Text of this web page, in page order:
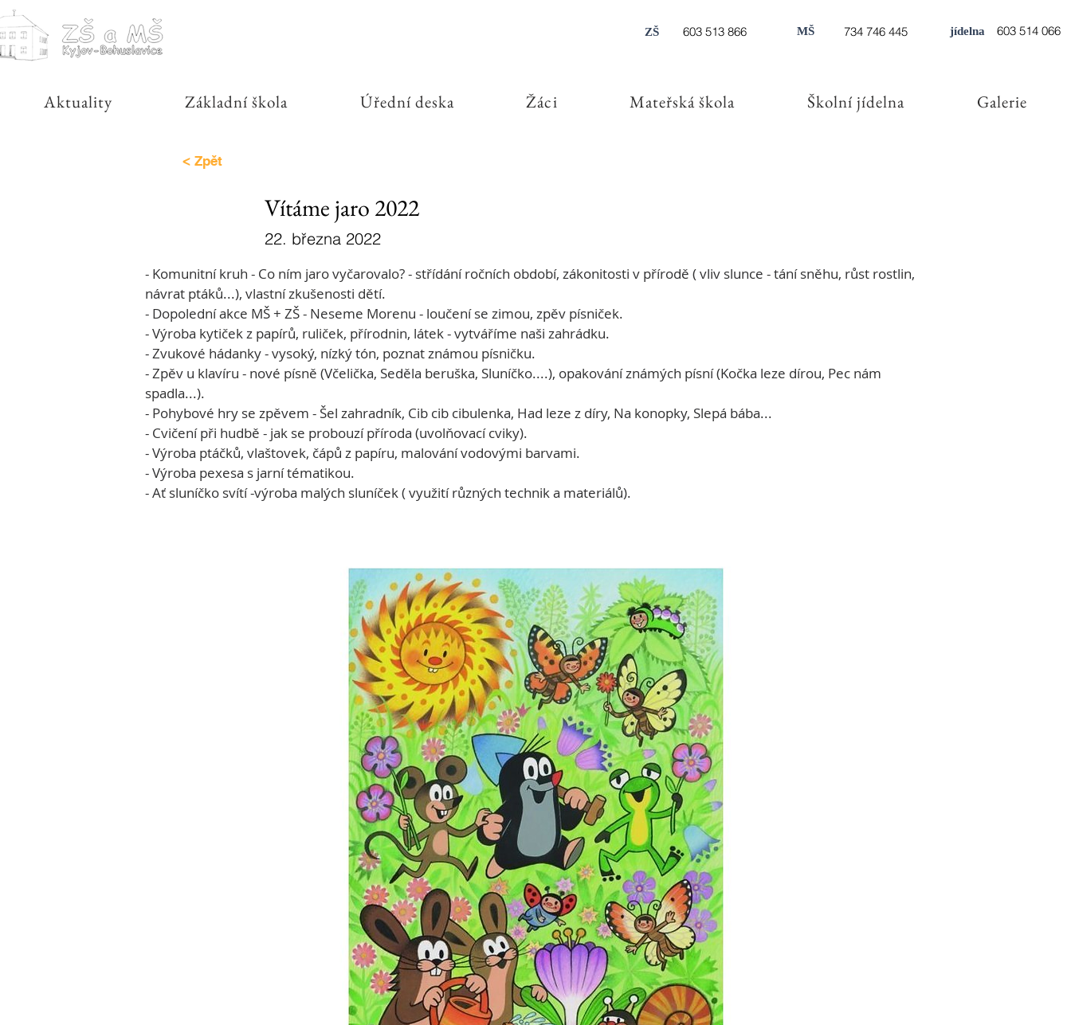
ZŠ 603 513 866 MŠ 734 746 445 jídelna 603 514 066
Aktuality Základní škola Úřední deska Žáci Mateřská škola Školní jídelna Galerie
< Zpět
Vítáme jaro 2022
22. března 2022
- Komunitní kruh - Co ním jaro vyčarovalo? - střídání ročních období, zákonitosti v přírodě ( vliv slunce - tání sněhu, růst rostlin,
návrat ptáků...), vlastní zkušenosti dětí.
- Dopolední akce MŠ + ZŠ - Neseme Morenu - loučení se zimou, zpěv písniček.
- Výroba kytiček z papírů, ruliček, přírodnin, látek - vytváříme naši zahrádku.
- Zvukové hádanky - vysoký, nízký tón, poznat známou písničku.
- Zpěv u klavíru - nové písně (Včelička, Seděla beruška, Sluníčko....), opakování známých písní (Kočka leze dírou, Pec nám
spadla...).
- Pohybové hry se zpěvem - Šel zahradník, Cib cib cibulenka, Had leze z díry, Na konopky, Slepá bába...
- Cvičení při hudbě - jak se probouzí příroda (uvolňovací cviky).
- Výroba ptáčků, vlaštovek, čápů z papíru, malování vodovými barvami.
- Výroba pexesa s jarní tématikou.
- Ať sluníčko svítí -výroba malých sluníček ( využití různých technik a materiálů).